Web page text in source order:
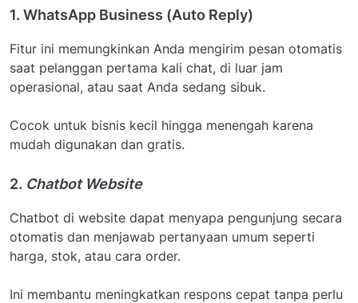
1. WhatsApp Business (Auto Reply)
Fitur ini memungkinkan Anda mengirim pesan otomatis
saat pelanggan pertama kali chat, di luar jam
operasional, atau saat Anda sedang sibuk.
Cocok untuk bisnis kecil hingga menengah karena
mudah digunakan dan gratis.
2. Chatbot Website
Chatbot di website dapat menyapa pengunjung secara
otomatis dan menjawab pertanyaan umum seperti
harga, stok, atau cara order.
Ini membantu meningkatkan respons cepat tanpa perlu